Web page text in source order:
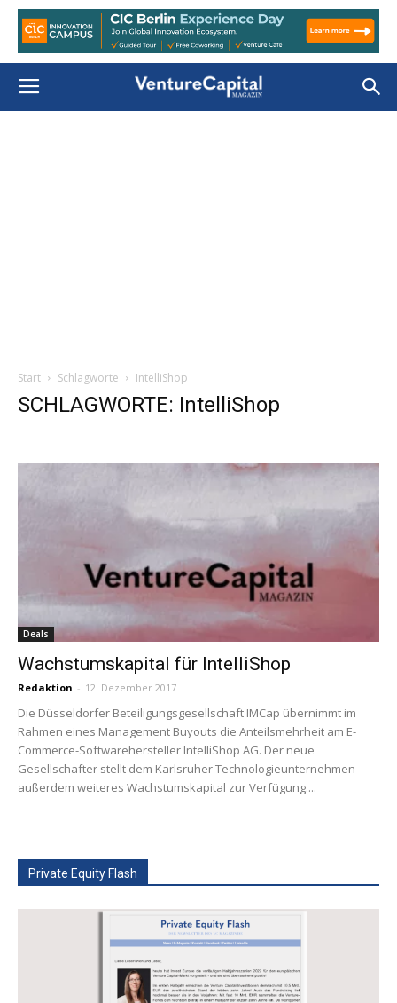
Start Schlagworte IntelliShop
SCHLAGWORTE: IntelliShop
Deals
Wachstumskapital für IntelliShop
Redaktion - 12. Dezember 2017
Die Düsseldorfer Beteiligungsgesellschaft IMCap übernimmt im
Rahmen eines Management Buyouts die Anteilsmehrheit am E-
Commerce-Softwarehersteller IntelliShop AG. Der neue
Gesellschafter stellt dem Karlsruher Technologieunternehmen
außerdem weiteres Wachstumskapital zur Verfügung....
Private Equity Flash